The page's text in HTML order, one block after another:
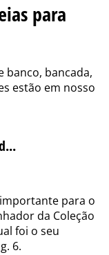
para
banco, bancada,
estão em nosso
para o
da Coleção
foi o seu
6.